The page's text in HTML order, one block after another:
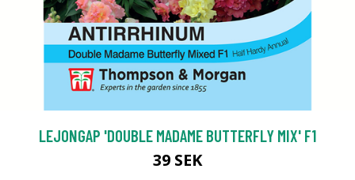
LEJONGAP 'DOUBLE MADAME BUTTERFLY MIX' F1
39 SEK